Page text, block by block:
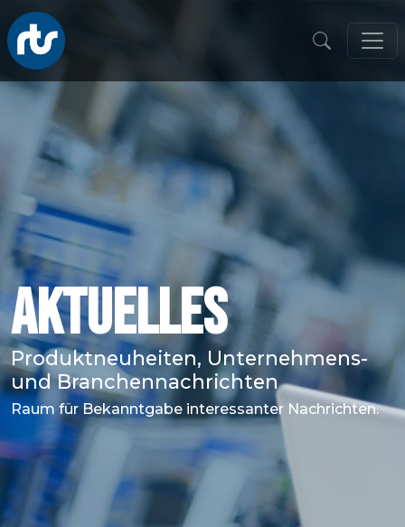
AKTUELLES
Produktneuheiten, Unternehmens-
und Branchennachrichten
Raum für Bekanntgabe interessanter Nachrichten.